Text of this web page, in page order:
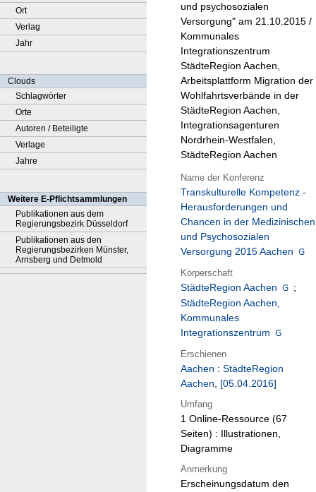
Ort
Verlag
Jahr
Clouds
Schlagwörter
Orte
Autoren / Beteiligte
Verlage
Jahre
Weitere E-Pflichtsammlungen
Publikationen aus dem
Regierungsbezirk Düsseldorf
Publikationen aus den
Regierungsbezirken Münster,
Arnsberg und Detmold
und psychosozialen
Versorgung" am 21.10.2015 /
Kommunales
Integrationszentrum
StädteRegion Aachen,
Arbeitsplattform Migration der
Wohlfahrtsverbände in der
StädteRegion Aachen,
Integrationsagenturen
Nordrhein-Westfalen,
StädteRegion Aachen
Name der Konferenz
Transkulturelle Kompetenz -
Herausforderungen und
Chancen in der Medizinischen
und Psychosozialen
Versorgung 2015 Aachen
Körperschaft
StädteRegion Aachen
;
StädteRegion Aachen,
Kommunales
Integrationszentrum
Erschienen
Aachen : StädteRegion
Aachen, [05.04.2016]
Umfang
1 Online-Ressource (67
Seiten) : Illustrationen,
Diagramme
Anmerkung
Erscheinungsdatum den